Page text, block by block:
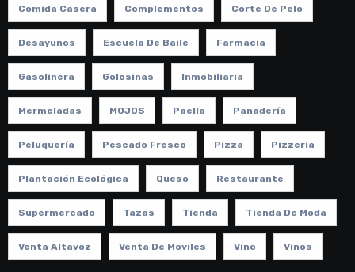
Comida Casera Complementos Corte De Pelo
Desayunos Escuela De Baile Farmacia
Gasolinera Golosinas Inmobiliaria
Mermeladas MOJOS Paella Panadería
Peluquería Pescado Fresco Pizza Pizzeria
Plantación Ecológica Queso Restaurante
Supermercado Tazas Tienda Tienda De Moda
Venta Altavoz Venta De Moviles Vino Vinos